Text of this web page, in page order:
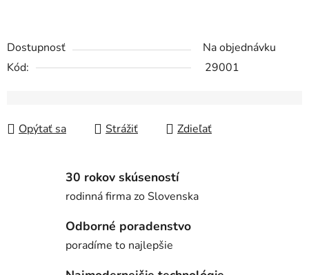
Dostupnosť
Na objednávku
Kód:
29001
Opýtať sa Strážiť Zdieľať
30 rokov skúseností
rodinná firma zo Slovenska
Odborné poradenstvo
poradíme to najlepšie